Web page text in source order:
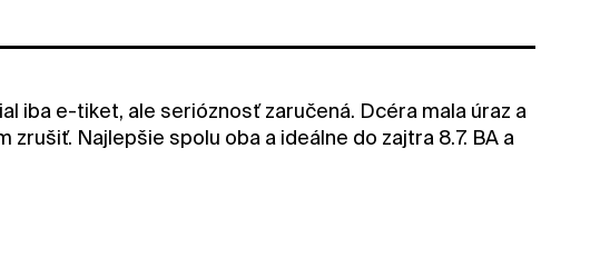
iba e-tiket, ale serióznosť zaručená. Dcéra mala úraz a
Najlepšie spolu oba a ideálne do zajtra 8.7. BA a